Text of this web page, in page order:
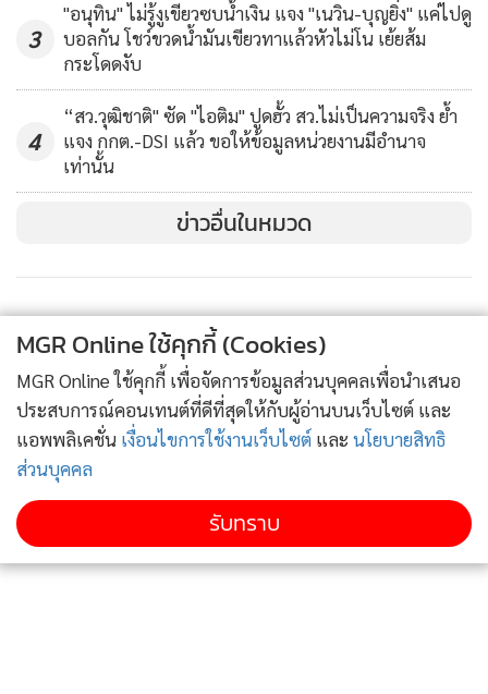
3
"อนุทิน" ไม่รู้งูเขียวซบน้ำเงิน แจง "เนวิน-บุญยิ่ง" แค่ไปดู
บอลกัน โชว์ขวดน้ำมันเขียวทาแล้วหัวไม่โน เย้ยส้ม
กระโดดงับ
4
“สว.วุฒิชาติ" ซัด "ไอติม" ปูดฮั้ว สว.ไม่เป็นความจริง ย้ำ
แจง กกต.-DSI แล้ว ขอให้ข้อมูลหน่วยงานมีอำนาจ
เท่านั้น
ข่าวอื่นในหมวด
MGR Online ใช้คุกกี้ (Cookies)
MGR Online ใช้คุกกี้ เพื่อจัดการข้อมูลส่วนบุคคลเพื่อนำเสนอ
ประสบการณ์คอนเทนต์ที่ดีที่สุดให้กับผู้อ่านบนเว็บไซต์ และ
แอพพลิเคชั่น เงื่อนไขการใช้งานเว็บไซต์ และ นโยบายสิทธิ
ส่วนบุคคล
รับทราบ